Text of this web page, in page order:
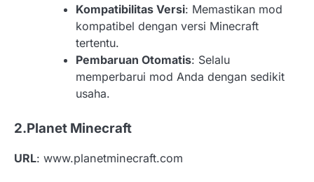
Kompatibilitas Versi: Memastikan mod
kompatibel dengan versi Minecraft
tertentu.
Pembaruan Otomatis: Selalu
memperbarui mod Anda dengan sedikit
usaha.
2.Planet Minecraft
URL: www.planetminecraft.com